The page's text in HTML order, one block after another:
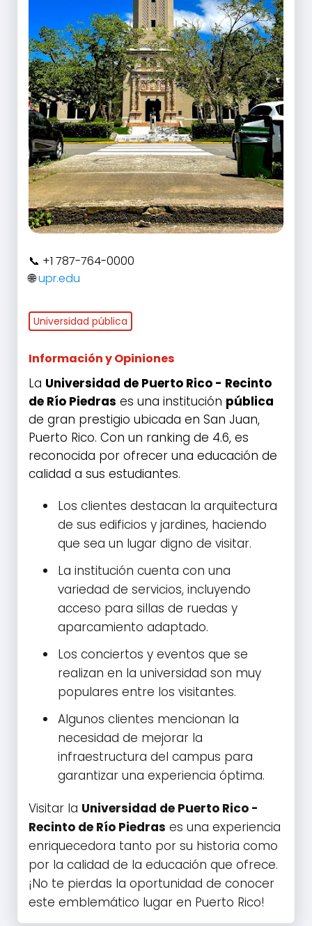
+1 787-764-0000
upr.edu
Universidad pública
Información y Opiniones
La Universidad de Puerto Rico - Recinto
de Río Piedras es una institución pública
de gran prestigio ubicada en San Juan,
Puerto Rico. Con un ranking de 4.6, es
reconocida por ofrecer una educación de
calidad a sus estudiantes.
Los clientes destacan la arquitectura
de sus edificios y jardines, haciendo
que sea un lugar digno de visitar.
La institución cuenta con una
variedad de servicios, incluyendo
acceso para sillas de ruedas y
aparcamiento adaptado.
Los conciertos y eventos que se
realizan en la universidad son muy
populares entre los visitantes.
Algunos clientes mencionan la
necesidad de mejorar la
infraestructura del campus para
garantizar una experiencia óptima.
Visitar la Universidad de Puerto Rico -
Recinto de Río Piedras es una experiencia
enriquecedora tanto por su historia como
por la calidad de la educación que ofrece.
¡No te pierdas la oportunidad de conocer
este emblemático lugar en Puerto Rico!